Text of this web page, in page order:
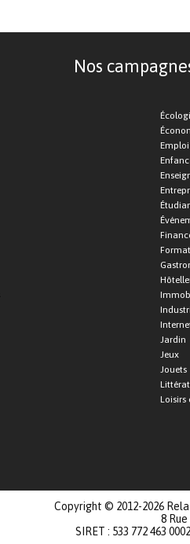
Nos
Emploi
Jardin
Jeux
Jouets
Loisirs
Copyright © 2012-2026
8
SIRET : 533 772 463